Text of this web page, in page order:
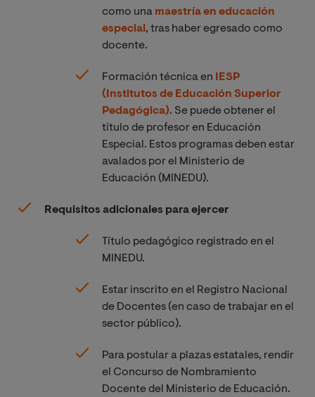
como una maestría en educación
especial , tras haber egresado como
docente.
Formación técnica en
IESP
(Institutos de Educación Superior
Pedagógica). Se puede obtener el
título de profesor en Educación
Especial. Estos programas deben estar
avalados por el Ministerio de
Educación (MINEDU).
Requisitos adicionales para ejercer
Título pedagógico registrado en el
MINEDU.
Estar inscrito en el Registro Nacional
de Docentes (en caso de trabajar en el
sector público).
Para postular a plazas estatales, rendir
el Concurso de Nombramiento
Docente del Ministerio de Educación.